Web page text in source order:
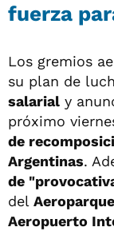
fuerza
Los gremios
su plan de
salarial y
próximo
de
Argentinas.
de
del
Aeropuerto